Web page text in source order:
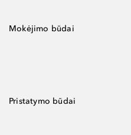
Mokėjimo būdai
Pristatymo būdai